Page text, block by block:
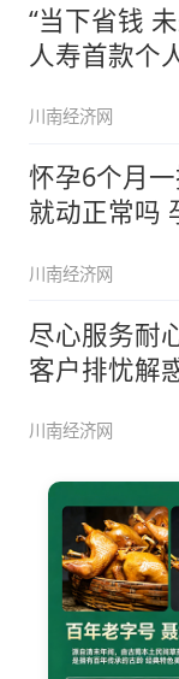
“当下省钱
人寿首款个
川南经济网
怀孕6个月
就动正常吗
川南经济网
尽心服务耐
客户排忧解
川南经济网